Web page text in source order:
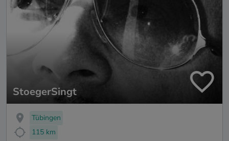
StoegerSingt
Tübingen
115 km